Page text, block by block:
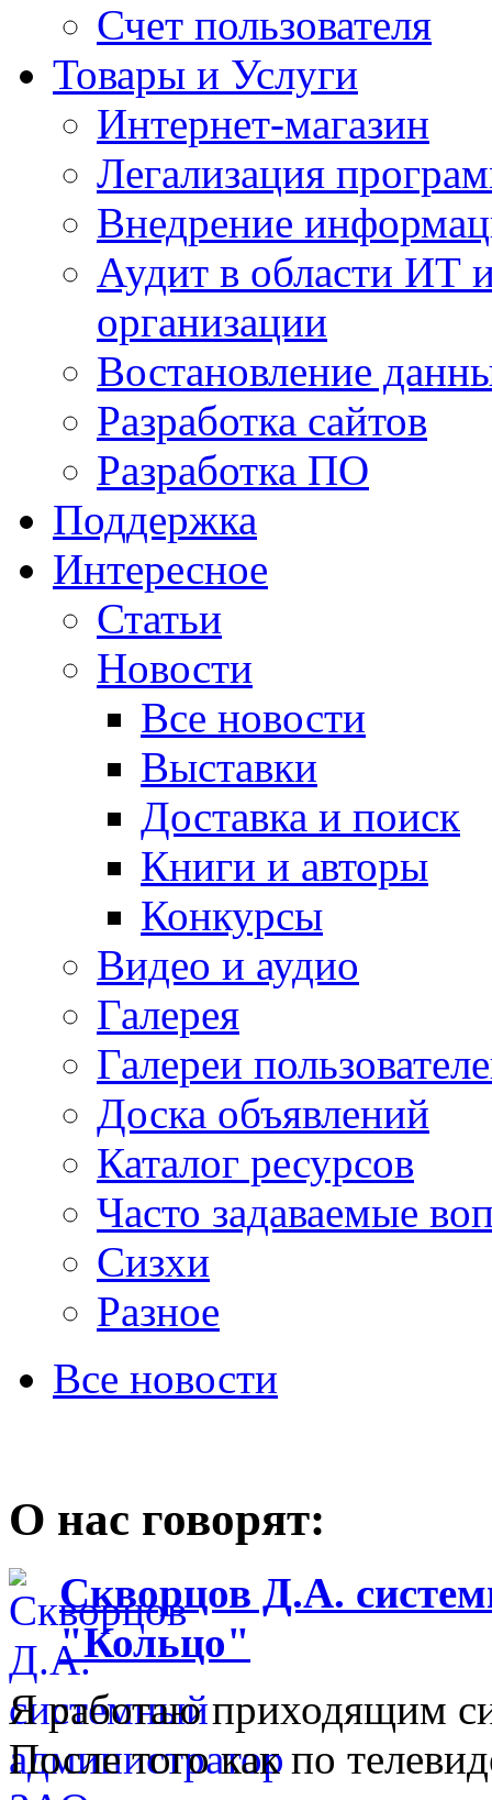
Счет пользователя
Товары и Услуги
Интернет-магазин
Легализация
Внедрение
Аудит в области ИТ
организации
Востановление
Разработка сайтов
Разработка ПО
Поддержка
Интересное
Статьи
Новости
Все новости
Выставки
Доставка и поиск
Книги и авторы
Конкурсы
Видео и аудио
Галерея
Галереи
Доска объявлений
Каталог ресурсов
Часто задаваемые
Сизхи
Разное
Все новости
О нас говорят:
Скворцов Д.А.
"Кольцо"
Я работаю приходящим
После того как по